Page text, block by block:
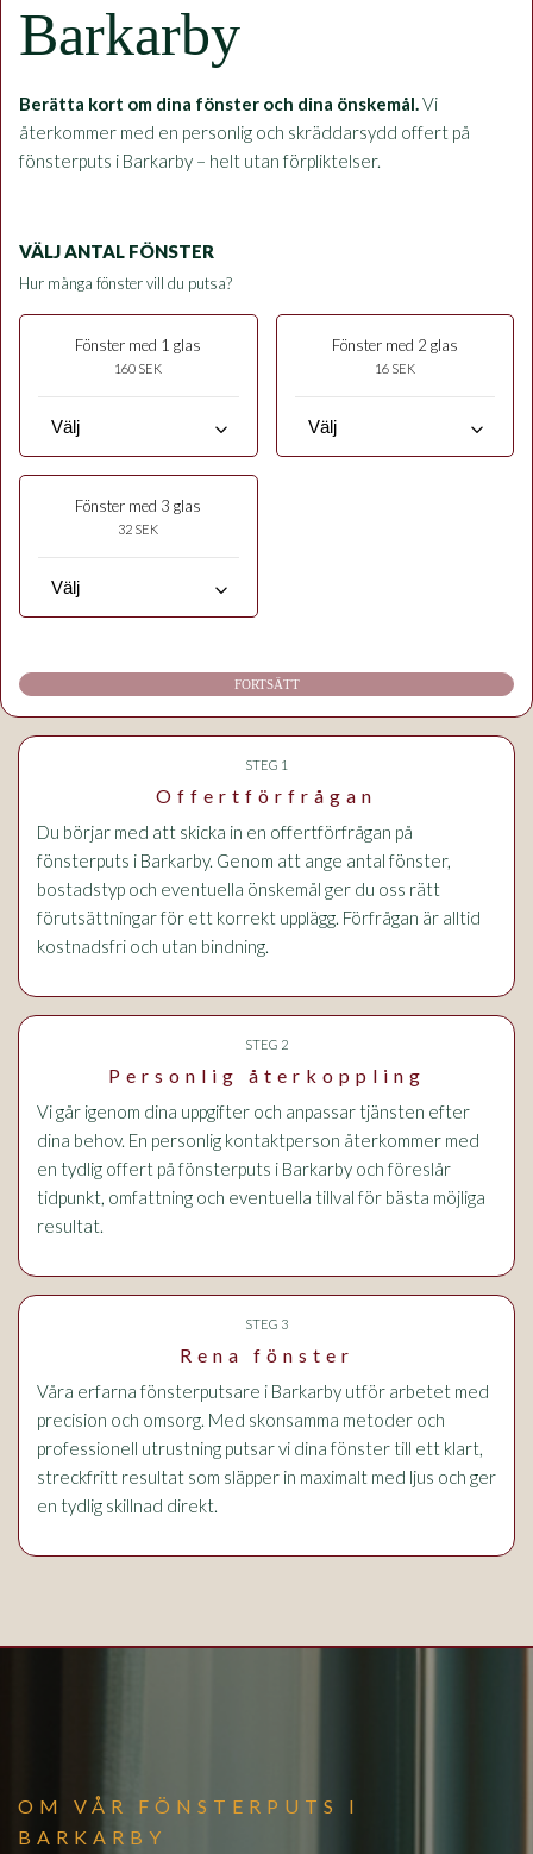
Barkarby
Berätta kort om dina fönster och dina önskemål.Vi
återkommer med en personlig och skräddarsydd offert på
fönsterputs i Barkarby – helt utan förpliktelser.
VÄLJ ANTAL FÖNSTER
Hur många fönster vill du putsa?
Fönster med 1 glas
160 SEK
keyboard_arrow_down
Fönster med 2 glas
16 SEK
keyboard_arrow_down
Fönster med 3 glas
32 SEK
keyboard_arrow_down
FORTSÄTT
STEG 1
Offertförfrågan
Du börjar med att skicka in en offertförfrågan på
fönsterputs i Barkarby. Genom att ange antal fönster,
bostadstyp och eventuella önskemål ger du oss rätt
förutsättningar för ett korrekt upplägg. Förfrågan är alltid
kostnadsfri och utan bindning.
STEG 2
Personlig återkoppling
Vi går igenom dina uppgifter och anpassar tjänsten efter
dina behov. En personlig kontaktperson återkommer med
en tydlig offert på fönsterputs i Barkarby och föreslår
tidpunkt, omfattning och eventuella tillval för bästa möjliga
resultat.
STEG 3
Rena fönster
Våra erfarna fönsterputsare i Barkarby utför arbetet med
precision och omsorg. Med skonsamma metoder och
professionell utrustning putsar vi dina fönster till ett klart,
streckfritt resultat som släpper in maximalt med ljus och ger
en tydlig skillnad direkt.
OM VÅR FÖNSTERPUTS I
BARKARBY